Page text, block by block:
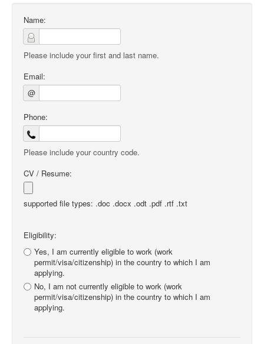
Name:
Please include your first and last name.
Email:
@
Phone:
Please include your country code.
CV / Resume:
supported file types: .doc .docx .odt .pdf .rtf .txt
Eligibility:
Yes, I am currently eligible to work (work
permit/visa/citizenship) in the country to which I am
applying.
No, I am not currently eligible to work (work
permit/visa/citizenship) in the country to which I am
applying.